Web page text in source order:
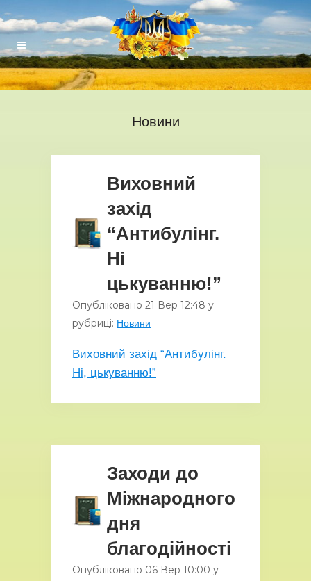
Новини
Виховний
захід
“Антибулінг.
Ні
цькуванню!”
Опубліковано 21 Вер 12:48 у
рубриці: Новини
Виховний захід “Антибулінг.
Ні, цькуванню!”
Заходи до
Міжнародного
дня
благодійності
Опубліковано 06 Вер 10:00 у